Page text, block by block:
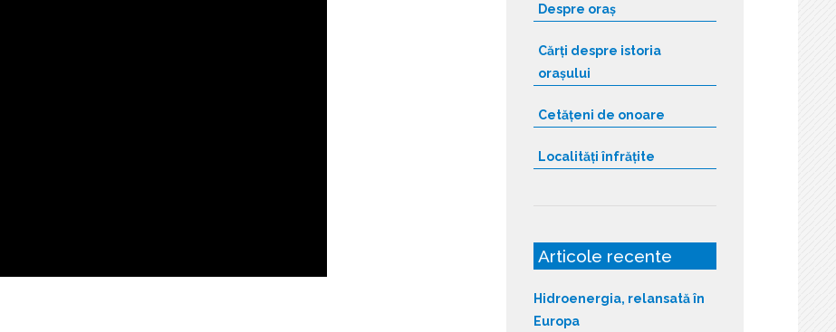
Despre oraș
Cărți despre istoria
orașului
Cetățeni de onoare
Localități înfrățite
Articole recente
Hidroenergia, relansată în
Europa